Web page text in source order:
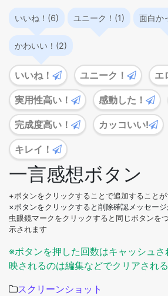
いいね！(6) ユニーク！(1) 面白か
かわいい！(2)
いいね！ ユニーク！ エ
実用性高い！ 感動した！
完成度高い！ カッコいい!
キレイ！
一言感想ボタン
+ボタンをクリックすることで追加すること
×ボタンをクリックすると削除確認メッセー
虫眼鏡マークをクリックすると同じボタンを
示されます
※ボタンを押した回数はキャッシュさ
映されるのは編集などでクリアされ
スクリーンショット